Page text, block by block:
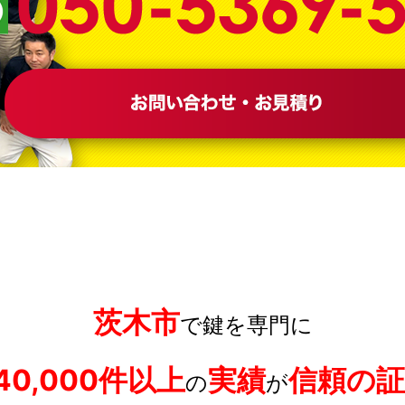
茨木市で鍵を専門に
件以上の実績が信頼の証